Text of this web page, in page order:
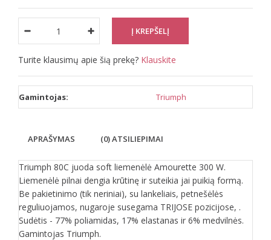
Turite klausimų apie šią prekę? Klauskite
Gamintojas: Triumph
APRAŠYMAS (0) ATSILIEPIMAI
Triumph 80C juoda soft liemenėlė Amourette 300 W.
Liemenėlė pilnai dengia krūtinę ir suteikia jai puikią formą.
Be pakietinimo (tik neriniai), su lankeliais, petnešėlės
reguliuojamos, nugaroje susegama TRIJOSE pozicijose, .
Sudėtis - 77% poliamidas, 17% elastanas ir 6% medvilnės.
Gamintojas Triumph.